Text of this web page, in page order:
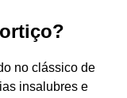
no clássico de
insalubres e